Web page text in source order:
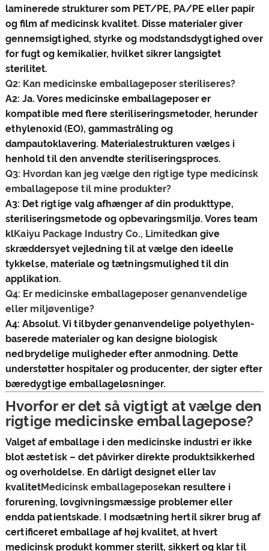
laminerede strukturer som PET/PE, PA/PE eller papir
og film af medicinsk kvalitet. Disse materialer giver
gennemsigtighed, styrke og modstandsdygtighed over
for fugt og kemikalier, hvilket sikrer langsigtet
sterilitet.
Q2: Kan medicinske emballageposer steriliseres?
A2: Ja. Vores medicinske emballageposer er
kompatible med flere steriliseringsmetoder, herunder
ethylenoxid (EO), gammastråling og
dampautoklavering. Materialestrukturen vælges i
henhold til den anvendte steriliseringsproces.
Q3: Hvordan kan jeg vælge den rigtige type medicinsk
emballagepose til mine produkter?
A3: Det rigtige valg afhænger af din produkttype,
steriliseringsmetode og opbevaringsmiljø. Vores team
klKaiyu Package Industry Co., Limitedkan give
skræddersyet vejledning til at vælge den ideelle
tykkelse, materiale og tætningsmulighed til din
applikation.
Q4: Er medicinske emballageposer genanvendelige
eller miljøvenlige?
A4: Absolut. Vi tilbyder genanvendelige polyethylen-
baserede materialer og kan designe biologisk
nedbrydelige muligheder efter anmodning. Dette
understøtter hospitaler og producenter, der sigter efter
bæredygtige emballageløsninger.
Hvorfor er det så vigtigt at vælge den
rigtige medicinske emballagepose?
Valget af emballage i den medicinske industri er ikke
blot æstetisk – det påvirker direkte produktsikkerhed
og overholdelse. En dårligt designet eller lav
kvalitetMedicinsk emballageposekan resultere i
forurening, lovgivningsmæssige problemer eller
endda patientskade. I modsætning hertil sikrer brug af
certificeret emballage af høj kvalitet, at hvert
medicinsk produkt kommer sterilt, sikkert og klar til